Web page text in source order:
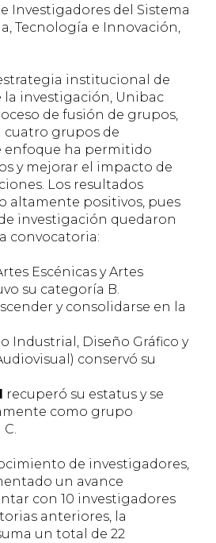
Investigadores del Sistema
Tecnología e Innovación,
institucional de
investigación, Unibac
de fusión de grupos,
cuatro grupos de
enfoque ha permitido
y mejorar el impacto de
Los resultados
altamente positivos, pues
investigación quedaron
convocatoria:
Escénicas y Artes
su categoría B.
y consolidarse en la
Industrial, Diseño Gráfico y
conservó su
recuperó su estatus y se
como grupo
de investigadores,
un avance
con 10 investigadores
anteriores, la
un total de 22